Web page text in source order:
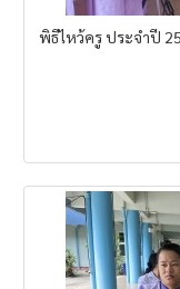
พิธีไหว้ครู ประจำปี